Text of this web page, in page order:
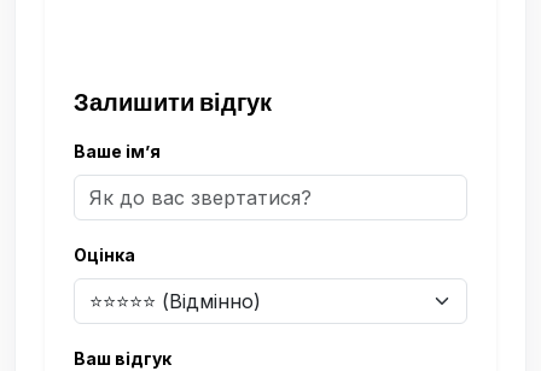
Залишити відгук
Ваше ім’я
Оцінка
Ваш відгук